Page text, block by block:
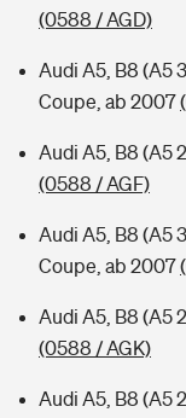
Sie haben Fragen?
(0588 / AGD)
Audi A5, B8 (A5
Coupe, ab 2007
Audi A5, B8 (A5
(0588 / AGF)
Audi A5, B8 (A5
Coupe, ab 2007
Audi A5, B8 (A5
(0588 / AGK)
Audi A5, B8 (A5